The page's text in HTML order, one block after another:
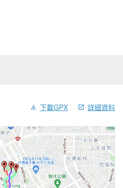
下載GPX 詳細資料